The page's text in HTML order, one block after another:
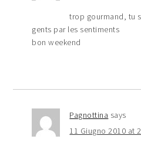
trop gourmand, tu
gents par les sentiments
bon weekend
Pagnottina says
11 Giugno 2010 at